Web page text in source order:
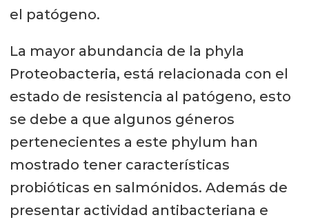
el patógeno.
La mayor abundancia de la phyla
Proteobacteria, está relacionada con el
estado de resistencia al patógeno, esto
se debe a que algunos géneros
pertenecientes a este phylum han
mostrado tener características
probióticas en salmónidos. Además de
presentar actividad antibacteriana e